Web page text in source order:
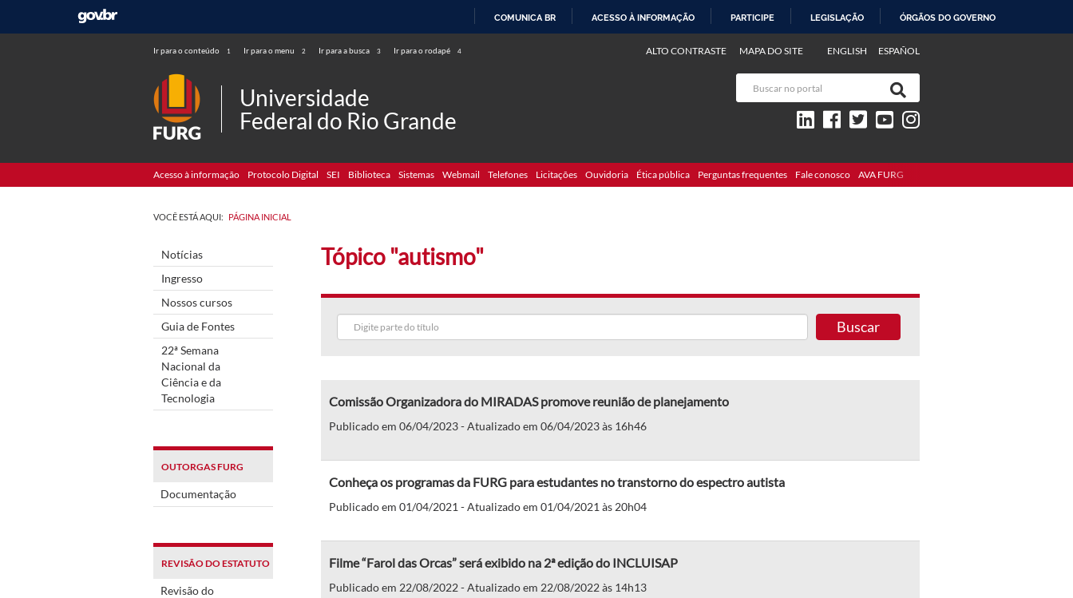
COMUNICA BR ACESSO À INFORMAÇÃO PARTICIPE LEGISLAÇÃO ÓRGÃOS DO GOVERNO
Ir para o conteúdo 1 Ir para o menu 2 Ir para a busca 3 Ir para o rodapé 4 ENGLISH ESPAÑOL
ALTO CONTRASTE MAPA DO SITE
Universidade
Federal do Rio Grande
Acesso à informação Protocolo Digital SEI Biblioteca Sistemas Webmail Telefones Licitações Ouvidoria Ética pública Perguntas frequentes Fale conosco AVA FURG
VOCÊ ESTÁ AQUI: PÁGINA INICIAL
Notícias
Ingresso
Nossos cursos
Guia de Fontes
22ª Semana
Nacional da
Ciência e da
Tecnologia
OUTORGAS FURG
Documentação
REVISÃO DO ESTATUTO
Revisão do
Tópico "autismo"
Buscar
Comissão Organizadora do MIRADAS promove reunião de planejamento
Publicado em 06/04/2023 - Atualizado em 06/04/2023 às 16h46
Conheça os programas da FURG para estudantes no transtorno do espectro autista
Publicado em 01/04/2021 - Atualizado em 01/04/2021 às 20h04
Filme “Farol das Orcas” será exibido na 2ª edição do INCLUISAP
Publicado em 22/08/2022 - Atualizado em 22/08/2022 às 14h13